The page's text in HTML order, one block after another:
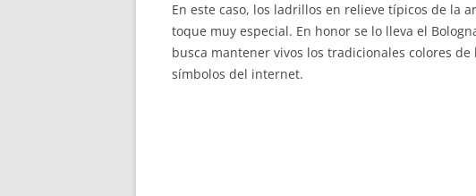
En este caso, los ladrillos en relieve típicos de la
toque muy especial. En honor se lo lleva el
busca mantener vivos los tradicionales colores
símbolos del internet.